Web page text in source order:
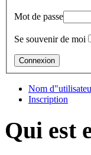
Mot de passe
Se souvenir de moi
Nom
Inscription
Qui est